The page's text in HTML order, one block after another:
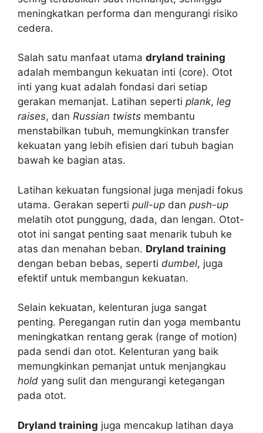
meningkatkan performa dan mengurangi risiko
cedera.
Salah satu manfaat utama dryland training
adalah membangun kekuatan inti (core). Otot
inti yang kuat adalah fondasi dari setiap
gerakan memanjat. Latihan seperti plank, leg
raises, dan Russian twists membantu
menstabilkan tubuh, memungkinkan transfer
kekuatan yang lebih efisien dari tubuh bagian
bawah ke bagian atas.
Latihan kekuatan fungsional juga menjadi fokus
utama. Gerakan seperti pull-up dan push-up
melatih otot punggung, dada, dan lengan. Otot-
otot ini sangat penting saat menarik tubuh ke
atas dan menahan beban. Dryland training
dengan beban bebas, seperti dumbel, juga
efektif untuk membangun kekuatan.
Selain kekuatan, kelenturan juga sangat
penting. Peregangan rutin dan yoga membantu
meningkatkan rentang gerak (range of motion)
pada sendi dan otot. Kelenturan yang baik
memungkinkan pemanjat untuk menjangkau
hold yang sulit dan mengurangi ketegangan
pada otot.
Dryland training juga mencakup latihan daya